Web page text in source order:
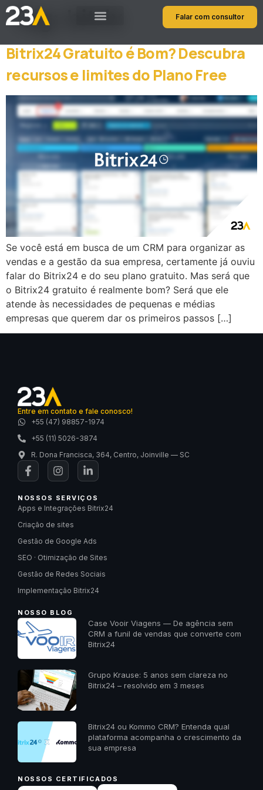
Falar com consultor
Tag: bitrix
Bitrix24 Gratuito é Bom? Descubra
recursos e limites do Plano Free
Se você está em busca de um CRM para organizar as
vendas e a gestão da sua empresa, certamente já ouviu
falar do Bitrix24 e do seu plano gratuito. Mas será que
o Bitrix24 gratuito é realmente bom? Será que ele
atende às necessidades de pequenas e médias
empresas que querem dar os primeiros passos […]
Entre em contato e fale conosco!
+55 (47) 98857-1974
+55 (11) 5026-3874
R. Dona Francisca, 364, Centro, Joinville — SC
NOSSOS SERVIÇOS
Apps e Integrações Bitrix24
Criação de sites
Gestão de Google Ads
SEO · Otimização de Sites
Gestão de Redes Sociais
Implementação Bitrix24
NOSSO BLOG
Case Vooir Viagens — De agência sem
CRM a funil de vendas que converte com
Bitrix24
Grupo Krause: 5 anos sem clareza no
Bitrix24 – resolvido em 3 meses
Bitrix24 ou Kommo CRM? Entenda qual
plataforma acompanha o crescimento da
sua empresa
NOSSOS CERTIFICADOS